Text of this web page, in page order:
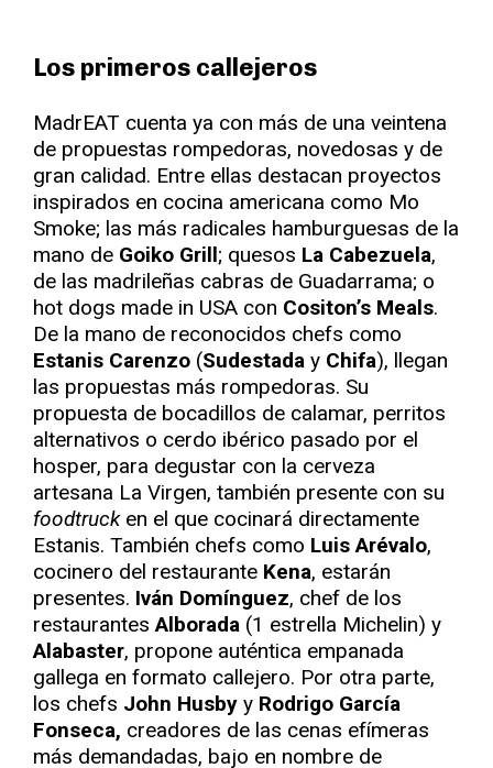
Los primeros callejeros
MadrEAT cuenta ya con más de una veintena
de propuestas rompedoras, novedosas y de
gran calidad. Entre ellas destacan proyectos
inspirados en cocina americana como Mo
Smoke; las más radicales hamburguesas de la
mano de Goiko Grill; quesos La Cabezuela,
de las madrileñas cabras de Guadarrama; o
hot dogs made in USA con Cositon’s Meals.
De la mano de reconocidos chefs como
Estanis Carenzo (Sudestada y Chifa), llegan
las propuestas más rompedoras. Su
propuesta de bocadillos de calamar, perritos
alternativos o cerdo ibérico pasado por el
hosper, para degustar con la cerveza
artesana La Virgen, también presente con su
foodtrucken el que cocinará directamente
Estanis. También chefs como Luis Arévalo,
cocinero del restaurante Kena, estarán
presentes. Iván Domínguez, chef de los
restaurantesAlborada (1 estrella Michelin) y
Alabaster, propone auténtica empanada
gallega en formato callejero. Por otra parte,
los chefs John Husby y Rodrigo García
Fonseca, creadores de las cenas efímeras
más demandadas, bajo en nombre de